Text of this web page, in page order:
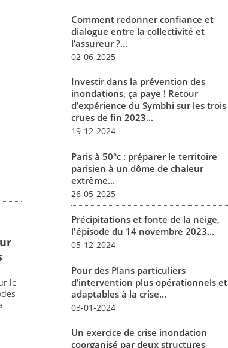
le
Comment redonner confiance et
dialogue entre la collectivité et
l’assureur ?...
02-06-2025
Investir dans la prévention des
inondations, ça paye ! Retour
d’expérience du Symbhi sur les trois
crues de fin 2023...
19-12-2024
Paris à 50°c : préparer le territoire
parisien à un dôme de chaleur
extrême...
26-05-2025
Précipitations et fonte de la neige,
l'épisode du 14 novembre 2023...
05-12-2024
Pour des Plans particuliers
d’intervention plus opérationnels et
adaptables à la crise...
03-01-2024
Un exercice de crise inondation
coorganisé par deux structures